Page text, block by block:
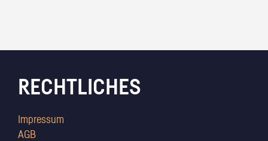
RECHTLICHES
Impressum
AGB